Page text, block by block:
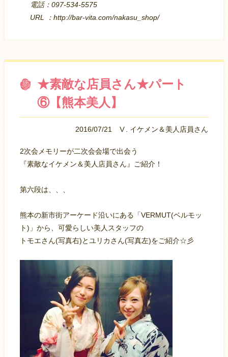
電話：097-534-5575
URL ： http://bar-vita.com/nakasu_shop/
★素敵な店員さん★パート
⑥【熊本美人】
2016/07/21 Ⅴ. イケメン＆美人店員さん
2次会メモリーが二次会会場で出会う
『素敵なイケメン＆美人店員さん』ご紹介！
第六段は、、、
熊本の新市街アーケード沿いにある「VERMUT(ベルモッ
ト)」から、可愛らしい美人スタッフの
トモエさん(写真右)とユリカさん(写真左)をご紹介☆彡